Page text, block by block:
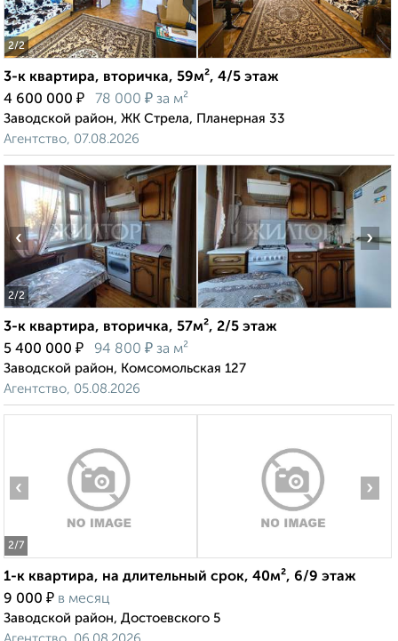
2/2
3-к квартира, вторичка, 59м², 4/5 этаж
4 600 000 ₽ 78 000 ₽ за м²
Заводской район, ЖК Стрела, Планерная 33
Агентство, 07.08.2026
2/2
‹ ›
3-к квартира, вторичка, 57м², 2/5 этаж
5 400 000 ₽ 94 800 ₽ за м²
Заводской район, Комсомольская 127
Агентство, 05.08.2026
2/7
‹ ›
1-к квартира, на длительный срок, 40м², 6/9 этаж
9 000 ₽ в месяц
Заводской район, Достоевского 5